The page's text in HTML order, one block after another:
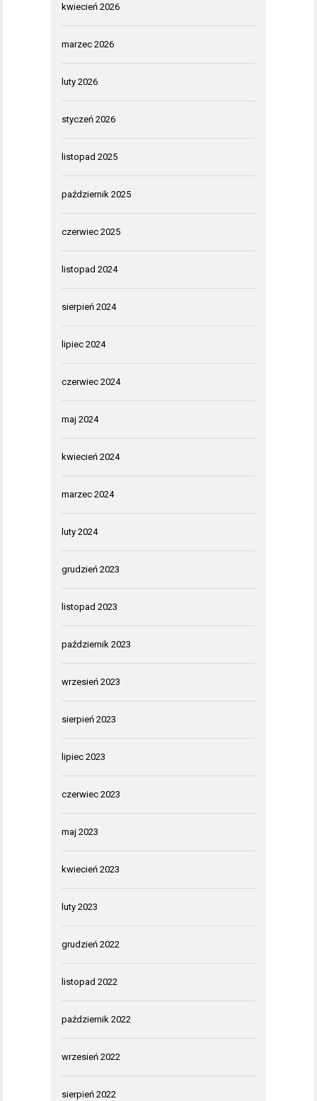
kwiecień 2026
marzec 2026
luty 2026
styczeń 2026
listopad 2025
październik 2025
czerwiec 2025
listopad 2024
sierpień 2024
lipiec 2024
czerwiec 2024
maj 2024
kwiecień 2024
marzec 2024
luty 2024
grudzień 2023
listopad 2023
październik 2023
wrzesień 2023
sierpień 2023
lipiec 2023
czerwiec 2023
maj 2023
kwiecień 2023
luty 2023
grudzień 2022
listopad 2022
październik 2022
wrzesień 2022
sierpień 2022